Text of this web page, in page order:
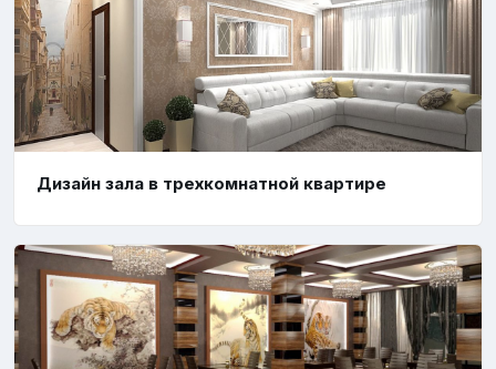
Дизайн зала в трехкомнатной квартире